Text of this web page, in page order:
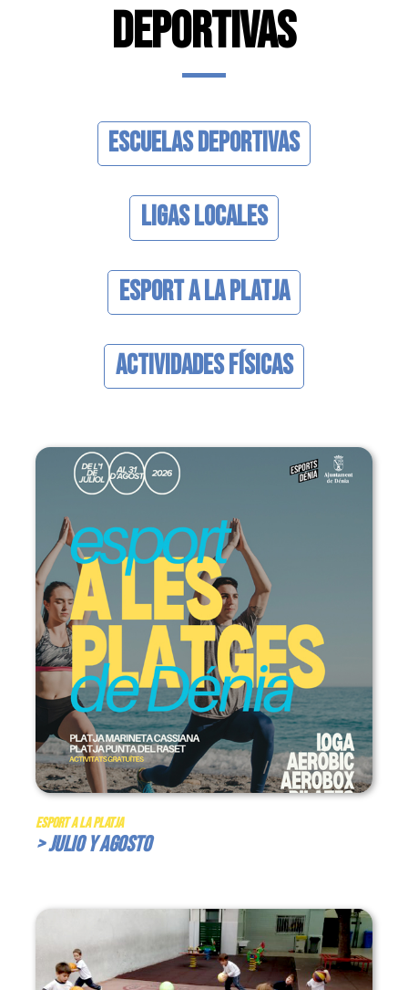
DEPORTIVAS
Escuelas Deportivas
Ligas Locales
Esport a la Platja
Actividades Físicas
Esport a la Platja
> Julio y Agosto